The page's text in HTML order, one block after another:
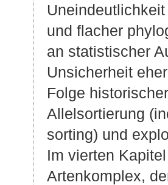
und flacher
an statistischer
Unsicherheit
Folge
Allelsortierung
sorting) und
Im vierten
Artenkomplex,